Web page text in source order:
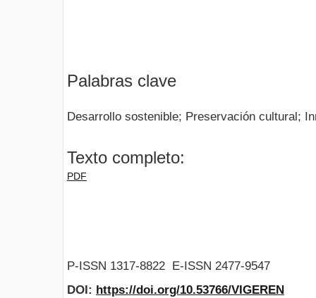
Palabras clave
Desarrollo sostenible; Preservación cultural;
Texto completo:
PDF
P-ISSN 1317-8822 E-ISSN 2477-9547
DOI: https://doi.org/10.53766/VIGEREN